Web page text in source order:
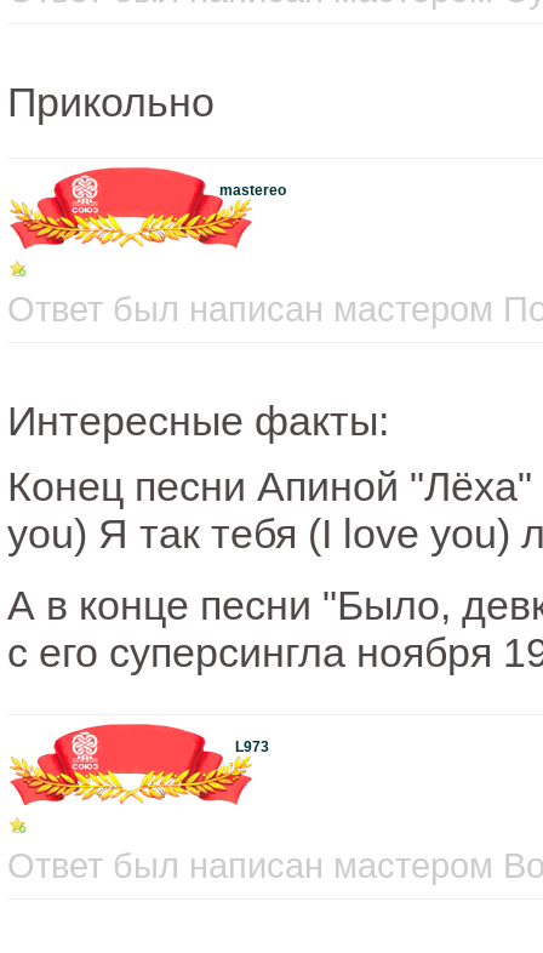
Прикольно
mastereo
Ответ был написан мастером
Интересные факты:
Конец песни Апиной
you) Я так тебя (I love
А в конце песни "Было,
с его суперсингла ноября
L973
Ответ был написан мастером